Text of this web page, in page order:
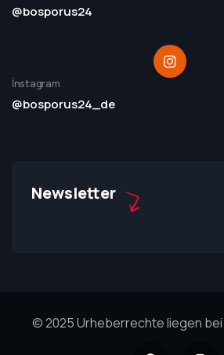
@bosporus24
İnstagram
@bosporus24_de
Newsletter
© 2025 Urheberrechte liegen bei